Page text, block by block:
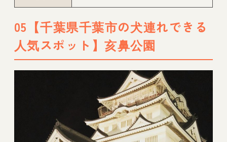
05【千葉県千葉市の犬連れできる
人気スポット】亥鼻公園